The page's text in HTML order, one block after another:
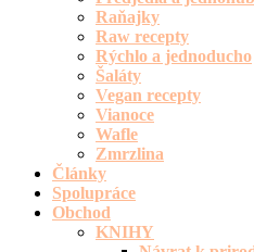
Raňajky
Raw recepty
Rýchlo a jednoducho
Šaláty
Vegan recepty
Vianoce
Wafle
Zmrzlina
Články
Spolupráce
Obchod
KNIHY